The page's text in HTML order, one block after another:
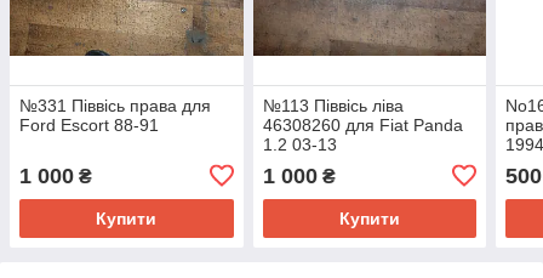
№331 Піввісь права для
Ford Escort 88-91
1 000 ₴
Купити
№113 Піввісь ліва
46308260 для Fiat Panda
1.2 03-13
1 000₴
Купити
500